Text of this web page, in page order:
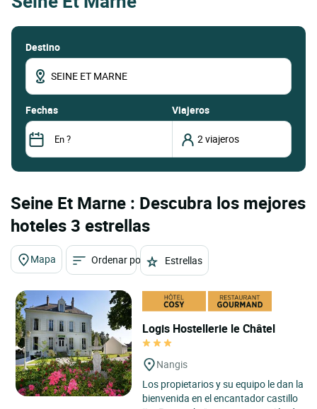
Destino
fechas Viajeros
Seine Et Marne : Descubra los mejores
hoteles 3 estrellas
Mapa Ordenar por Estrellas
Logis Hostellerie le Châtel
Nangis
Los propietarios y su equipo le dan la
bienvenida en el encantador castillo